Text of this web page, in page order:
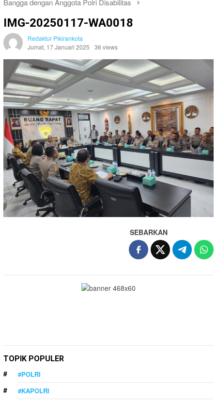
Bangga dengan Anggota Polri Disabilitas
IMG-20250117-WA0018
Redaktur Pikirankota
Jumat, 17 Januari 2025
36 views
SEBARKAN
TOPIK POPULER
#POLRI
#KAPOLRI